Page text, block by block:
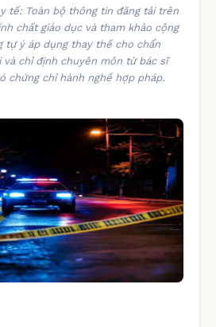
tế: Toàn bộ thông tin đăng tải trên
chất giáo dục và tham khảo cộng
tự ý áp dụng thay thế cho chẩn
và chỉ định chuyên môn từ bác sĩ
chứng chỉ hành nghề hợp pháp.